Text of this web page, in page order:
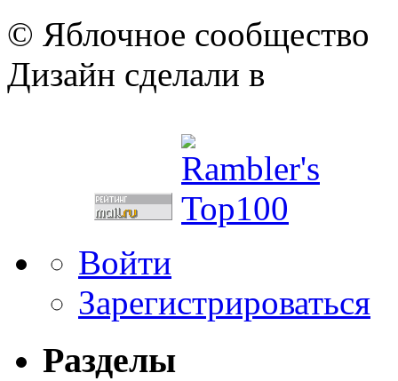
© Яблочное сообщество
Дизайн сделали в
Войти
Зарегистрироваться
Разделы